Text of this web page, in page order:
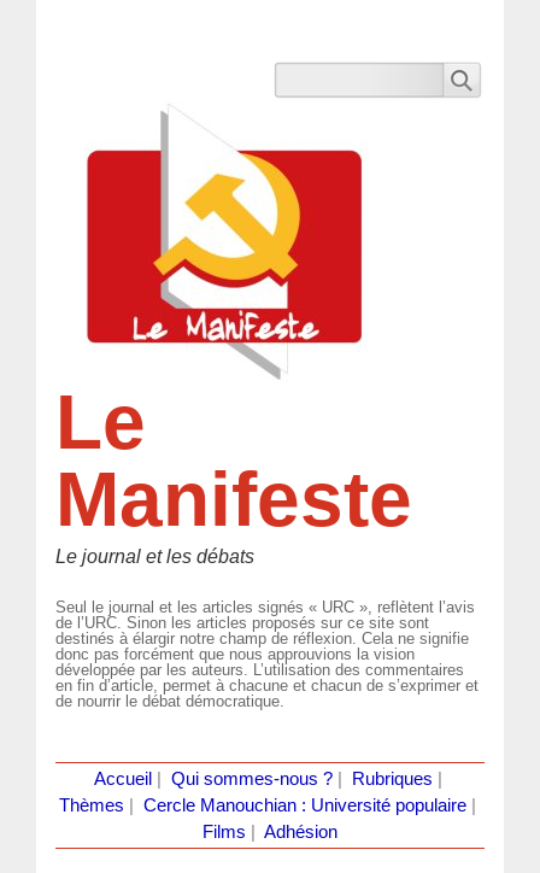
Le
Manifeste
Le journal et les débats
Seul le journal et les articles signés « URC », reflètent l’avis
de l’URC. Sinon les articles proposés sur ce site sont
destinés à élargir notre champ de réflexion. Cela ne signifie
donc pas forcément que nous approuvions la vision
développée par les auteurs. L’utilisation des commentaires
en fin d’article, permet à chacune et chacun de s’exprimer et
de nourrir le débat démocratique.
Accueil Qui sommes-nous ?| Rubriques
Thèmes
Cercle Manouchian : Université populaire
Films
Adhésion